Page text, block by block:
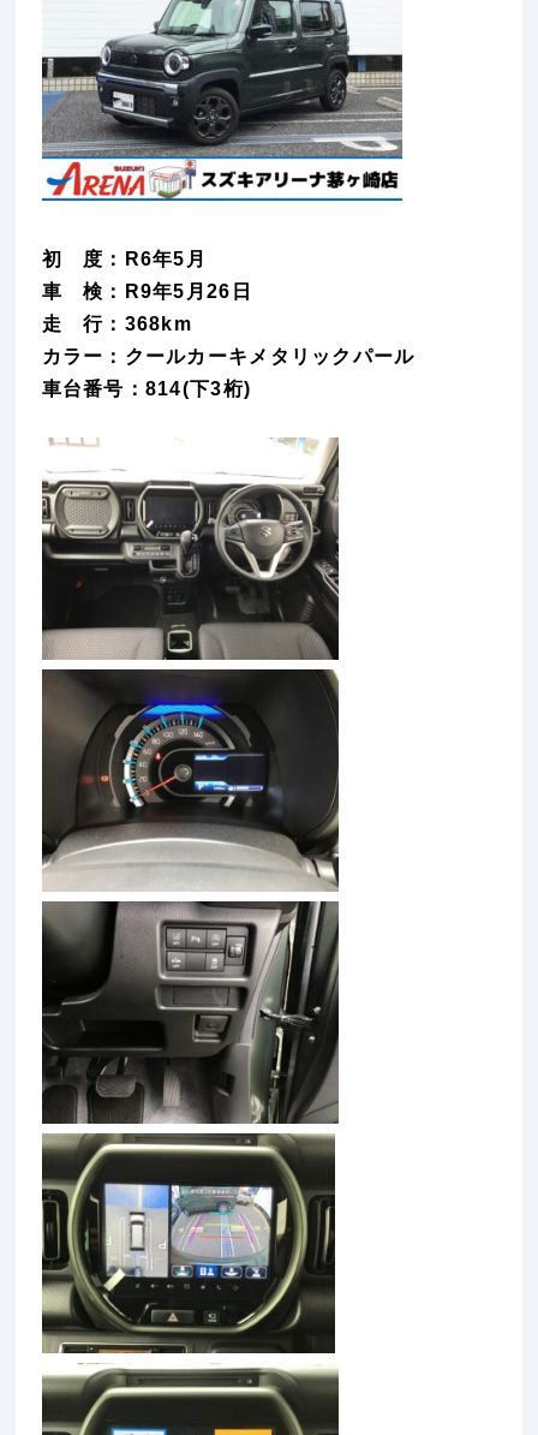
初 度：R6年5月
車 検：R9年5月26日
走 行：368km
カラー：クールカーキメタリックパール
車台番号：814(下3桁)